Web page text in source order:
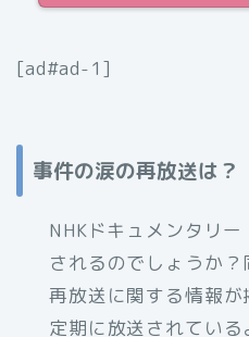
[ad#ad-1]
事件の涙の再放送は？
NHKドキュメンタリー
されるのでしょうか？
再放送に関する情報
定期に放送されてい